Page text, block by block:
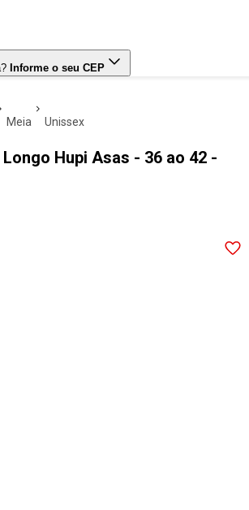
Informe o seu CEP
meia unissex
Hupi Asas - 36 ao 42 -